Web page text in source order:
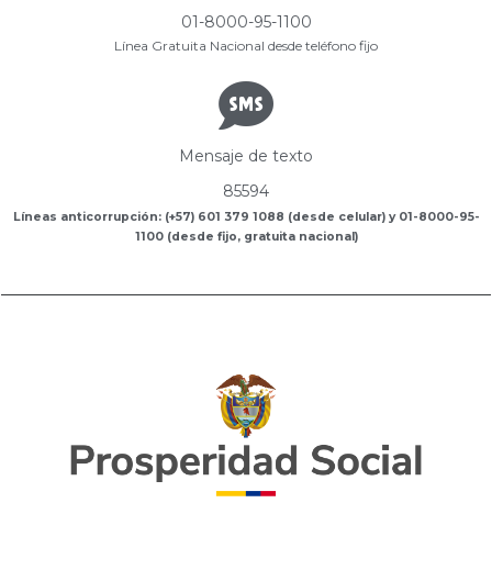
01-8000-95-1100
Línea Gratuita Nacional desde teléfono fijo
Mensaje de texto
85594
Líneas anticorrupción: (+57) 601 379 1088 (desde celular) y 01-8000-95-
1100 (desde fijo, gratuita nacional)